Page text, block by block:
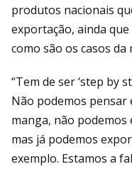
produtos nacionais
exportação, ainda
como são os casos
“Tem de ser ‘step by
Não podemos pensar
manga, não
mas já podemos
exemplo. Estamos a